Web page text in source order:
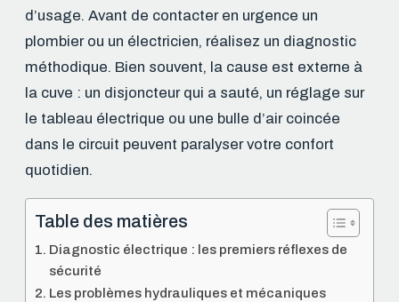
d’usage. Avant de contacter en urgence un
plombier ou un électricien, réalisez un diagnostic
méthodique. Bien souvent, la cause est externe à
la cuve : un disjoncteur qui a sauté, un réglage sur
le tableau électrique ou une bulle d’air coincée
dans le circuit peuvent paralyser votre confort
quotidien.
Table des matières
Diagnostic électrique : les premiers réflexes de
sécurité
Les problèmes hydrauliques et mécaniques